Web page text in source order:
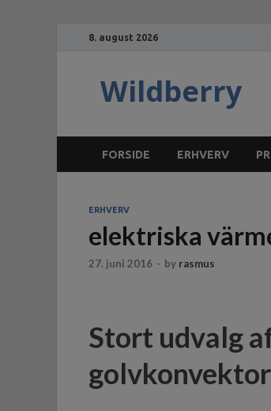
8. august 2026
Wildberry
FORSIDE ERHVERV
ERHVERV
elektriska
27. juni 2016 - by rasmus
Stort udvalg
golvkonvektor